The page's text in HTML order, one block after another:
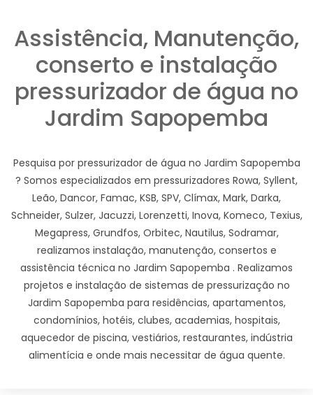
Assistência, Manutenção,
conserto e instalação
pressurizador de água no
Jardim Sapopemba
Pesquisa por pressurizador de água no Jardim Sapopemba
? Somos especializados em pressurizadores Rowa, Syllent,
Leão, Dancor, Famac, KSB, SPV, Clímax, Mark, Darka,
Schneider, Sulzer, Jacuzzi, Lorenzetti, Inova, Komeco, Texius,
Megapress, Grundfos, Orbitec, Nautilus, Sodramar,
realizamos instalação, manutenção, consertos e
assistência técnica no Jardim Sapopemba . Realizamos
projetos e instalação de sistemas de pressurização no
Jardim Sapopemba para residências, apartamentos,
condomínios, hotéis, clubes, academias, hospitais,
aquecedor de piscina, vestiários, restaurantes, indústria
alimentícia e onde mais necessitar de água quente.